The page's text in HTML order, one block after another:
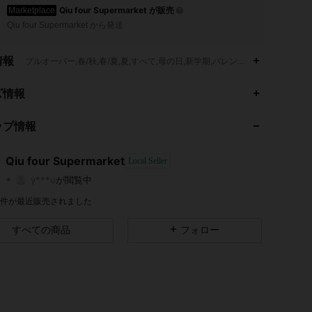
Marketplace Qiu four Supermarket が販売
Qiu four Supermarket から発送
プルオーバー,春/秋,春/夏,夏,すべて,母の日,新学期,バレンタインデー,卒業式
情報
プ情報
Qiu four Supermarket Local Seller
4.32
4.32
4.32 2.5K 19
が閲覧中
2.5K
が最近販売されました
すべての商品 フォロー